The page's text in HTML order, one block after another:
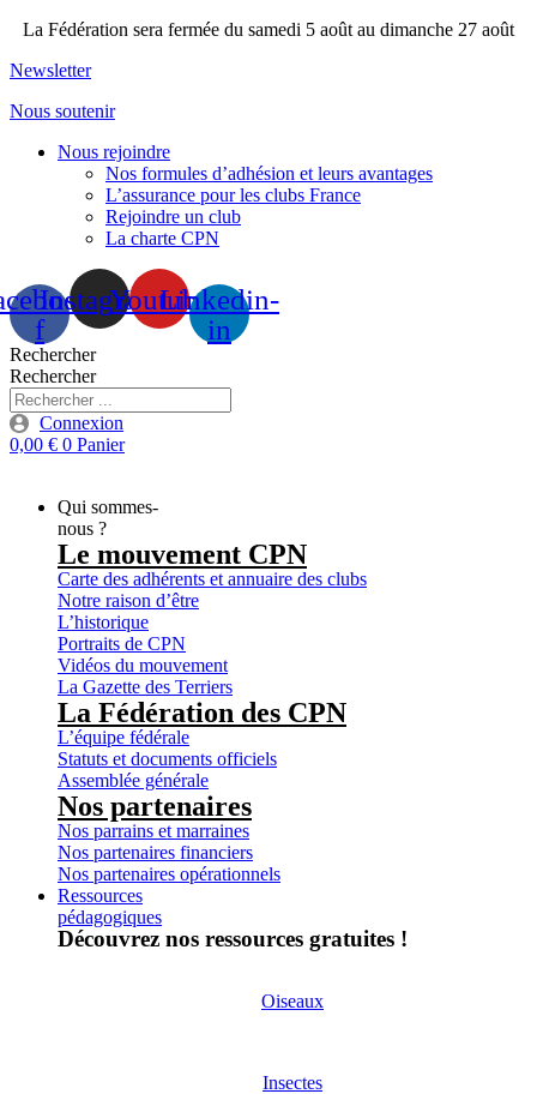
Aller
contenu
La Fédération sera fermée du samedi 5 août au dimanche 27 août
Newsletter
Nous soutenir
Nous rejoindre
Nos formules d’adhésion et leurs avantages
L’assurance pour les clubs France
Rejoindre un club
La charte CPN
f
InstagramYoutubeLinkedin-
in
Rechercher
Rechercher
Connexion
0,00 € 0 Panier
Qui sommes-
nous ?
Le mouvement CPN
Carte des adhérents et annuaire des clubs
Notre raison d’être
L’historique
Portraits de CPN
Vidéos du mouvement
La Gazette des Terriers
La Fédération des CPN
L’équipe fédérale
Statuts et documents officiels
Assemblée générale
Nos partenaires
Nos parrains et marraines
Nos partenaires financiers
Nos partenaires opérationnels
Ressources
pédagogiques
Découvrez nos ressources gratuites !
Oiseaux
Insectes